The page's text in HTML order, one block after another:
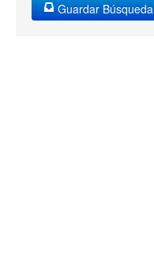
Guardar Búsqueda